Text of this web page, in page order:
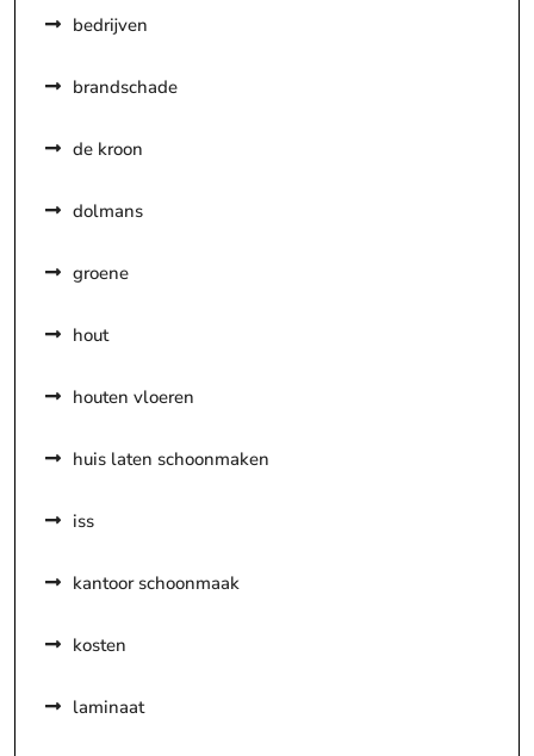
bedrijven
brandschade
de kroon
dolmans
groene
hout
houten vloeren
huis laten schoonmaken
iss
kantoor schoonmaak
kosten
laminaat